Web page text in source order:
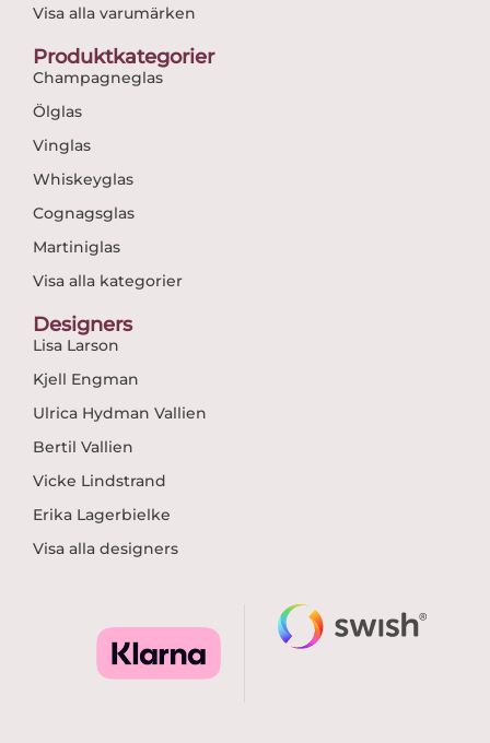
Visa alla varumärken
Produktkategorier
Champagneglas
Ölglas
Vinglas
Whiskeyglas
Cognagsglas
Martiniglas
Visa alla kategorier
Designers
Lisa Larson
Kjell Engman
Ulrica Hydman Vallien
Bertil Vallien
Vicke Lindstrand
Erika Lagerbielke
Visa alla designers